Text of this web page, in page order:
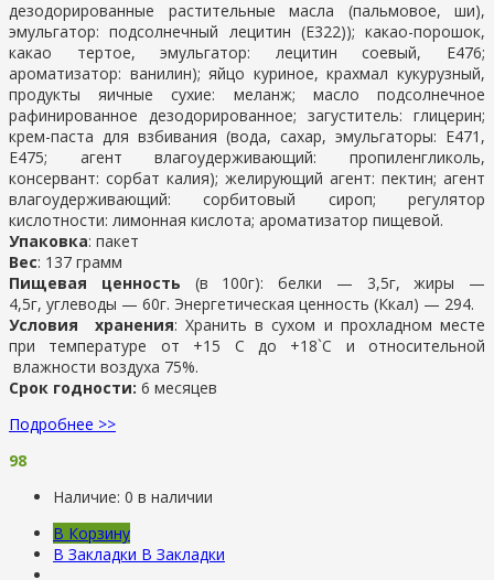
дезодорированные растительные масла (пальмовое, ши),
эмульгатор: подсолнечный лецитин (Е322)); какао-порошок,
какао тертое, эмульгатор: лецитин соевый, Е476;
ароматизатор: ванилин); яйцо куриное, крахмал кукурузный,
продукты яичные сухие: меланж; масло подсолнечное
рафинированное дезодорированное; загуститель: глицерин;
крем-паста для взбивания (вода, сахар, эмульгаторы: Е471,
Е475; агент влагоудерживающий: пропиленгликоль,
консервант: сорбат калия); желирующий агент: пектин; агент
влагоудерживающий: сорбитовый сироп; регулятор
кислотности: лимонная кислота; ароматизатор пищевой.
Упаковка: пакет
Вес: 137 грамм
Пищевая ценность (в 100г): белки — 3,5г, жиры —
4,5г, углеводы — 60г. Энергетическая ценность (Ккал) — 294.
Условия хранения: Хранить в сухом и прохладном месте
при температуре от +15 С до +18`С и относительной
влажности воздуха 75%.
Срок годности: 6 месяцев
Подробнее >>
98
Наличие: 0 в наличии
В Корзину
В Закладки В Закладки